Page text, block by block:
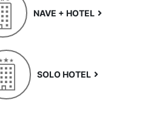
NAVE + HOTEL
SOLO HOTEL